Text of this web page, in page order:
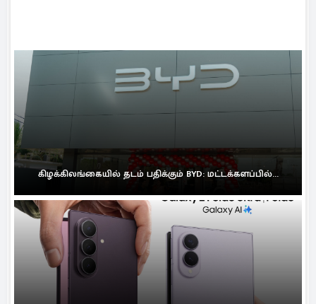
கிழக்கிலங்கையில் தடம் பதிக்கும் BYD: மட்டக்களப்பில்...